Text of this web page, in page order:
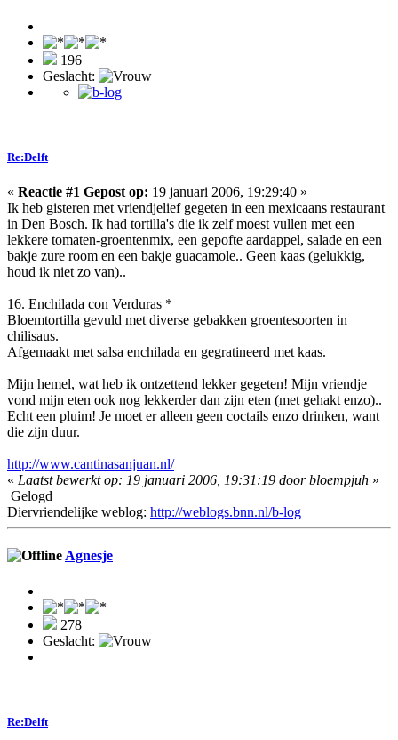
196
Geslacht:
Re:Delft
« Reactie #1 Gepost op: 19 januari 2006, 19:29:40 »
Ik heb gisteren met vriendjelief gegeten in een mexicaans restaurant
in Den Bosch. Ik had tortilla's die ik zelf moest vullen met een
lekkere tomaten-groentenmix, een gepofte aardappel, salade en een
bakje zure room en een bakje guacamole.. Geen kaas (gelukkig,
houd ik niet zo van)..
16. Enchilada con Verduras *
Bloemtortilla gevuld met diverse gebakken groentesoorten in
chilisaus.
Afgemaakt met salsa enchilada en gegratineerd met kaas.
Mijn hemel, wat heb ik ontzettend lekker gegeten! Mijn vriendje
vond mijn eten ook nog lekkerder dan zijn eten (met gehakt enzo)..
Echt een pluim! Je moet er alleen geen coctails enzo drinken, want
die zijn duur.
http://www.cantinasanjuan.nl/
« Laatst bewerkt op: 19 januari 2006, 19:31:19 door bloempjuh »
Gelogd
Diervriendelijke weblog: http://weblogs.bnn.nl/b-log
Agnesje
278
Geslacht:
Re:Delft